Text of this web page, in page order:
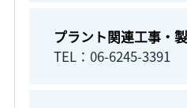
プラント関連工事・
TEL：06-6245-3391